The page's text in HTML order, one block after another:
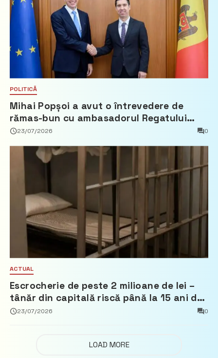
POLITICĂ
Mihai Popșoi a avut o întrevedere de
rămas-bun cu ambasadorul Regatului
Țărilor de Jos, Fred Duijn
23/07/2026 0
ACTUAL
Escrocherie de peste 2 milioane de lei –
tânăr din capitală riscă până la 15 ani de
închisoare
23/07/2026 0
LOAD MORE